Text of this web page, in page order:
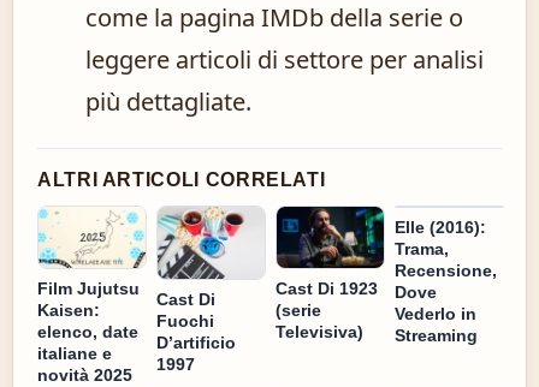
come la pagina IMDb della serie o
leggere articoli di settore per analisi
più dettagliate.
ALTRI ARTICOLI CORRELATI
Film Jujutsu
Kaisen:
elenco, date
italiane e
novità 2025
Cast Di
Fuochi
D’artificio
1997
Cast Di 1923
(serie
Televisiva)
Elle (2016):
Trama,
Recensione,
Dove
Vederlo in
Streaming